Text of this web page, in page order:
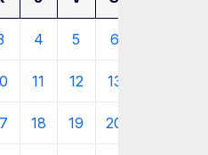
4 5 6
11 12 13
18 19 20